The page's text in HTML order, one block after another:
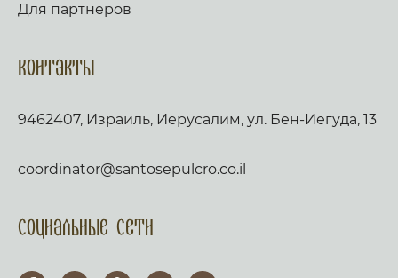
Для партнеров
Контакты
9462407, Израиль, Иерусалим, ул. Бен-Иегуда, 13
coordinator@santosepulcro.co.il
Социальные сети